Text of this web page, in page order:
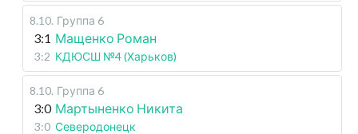
8.10. Группа 6
3:1 Мащенко Роман
3:2 КДЮСШ №4 (Харьков)
8.10. Группа 6
3:0 Мартыненко Никита
3:0 Северодонецк